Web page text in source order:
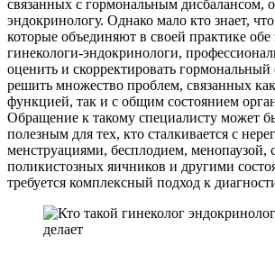
связанных с гормональным дисбалансом,
эндокринологу. Однако мало кто знает,
которые объединяют в своей практике обе
гинекологи-эндокринологи,
оценить и скорректировать
решить множество проблем, связанных
функцией, так и с общим состоянием
Обращение к такому специалисту может
полезным для тех, кто сталкивается с
менструациями, бесплодием, менопаузой,
поликистозных яичников и другими
требуется комплексный подход к